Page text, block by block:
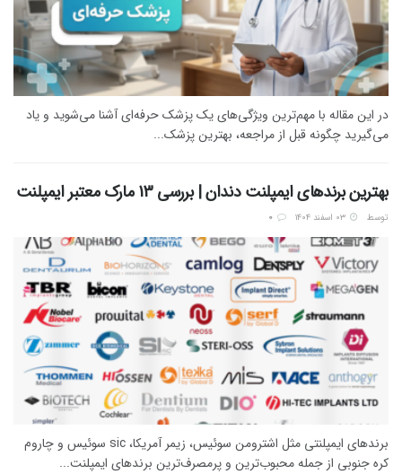
در این مقاله با مهم‌ترین ویژگی‌های یک پزشک حرفه‌ای آشنا می‌شوید و یاد
می‌گیرید چگونه قبل از مراجعه، بهترین پزشک...
بهترین برندهای ایمپلنت دندان | بررسی 13 مارک معتبر ایمپلنت
توسط
برندهای ایمپلنتی مثل اشترومن سوئیس، زیمر آمریکا، sic سوئیس و چاروم
کره جنوبی از جمله محبوب‌ترین و پرمصرف‌ترین برندهای ایمپلنت...